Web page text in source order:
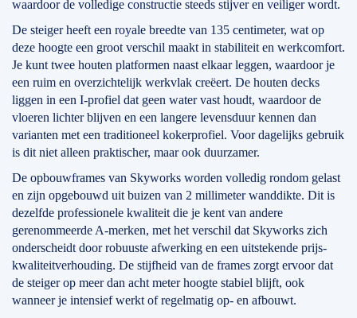
waardoor de volledige constructie steeds stijver en veiliger wordt.
De steiger heeft een royale breedte van 135 centimeter, wat op
deze hoogte een groot verschil maakt in stabiliteit en werkcomfort.
Je kunt twee houten platformen naast elkaar leggen, waardoor je
een ruim en overzichtelijk werkvlak creëert. De houten decks
liggen in een I-profiel dat geen water vast houdt, waardoor de
vloeren lichter blijven en een langere levensduur kennen dan
varianten met een traditioneel kokerprofiel. Voor dagelijks gebruik
is dit niet alleen praktischer, maar ook duurzamer.
De opbouwframes van Skyworks worden volledig rondom gelast
en zijn opgebouwd uit buizen van 2 millimeter wanddikte. Dit is
dezelfde professionele kwaliteit die je kent van andere
gerenommeerde A-merken, met het verschil dat Skyworks zich
onderscheidt door robuuste afwerking en een uitstekende prijs-
kwaliteitverhouding. De stijfheid van de frames zorgt ervoor dat
de steiger op meer dan acht meter hoogte stabiel blijft, ook
wanneer je intensief werkt of regelmatig op- en afbouwt.